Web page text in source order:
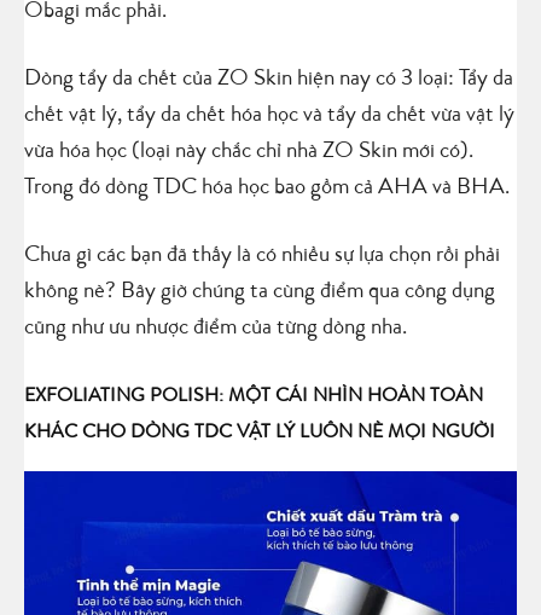
Obagi mắc phải.
Dòng tẩy da chết của ZO Skin hiện nay có 3 loại: Tẩy da
chết vật lý, tẩy da chết hóa học và tẩy da chết vừa vật lý
vừa hóa học (loại này chắc chỉ nhà ZO Skin mới có).
Trong đó dòng TDC hóa học bao gồm cả AHA và BHA.
Chưa gì các bạn đã thấy là có nhiều sự lựa chọn rồi phải
không nè? Bây giờ chúng ta cùng điểm qua công dụng
cũng như ưu nhược điểm của từng dòng nha.
EXFOLIATING POLISH: MỘT CÁI NHÌN HOÀN TOÀN
KHÁC CHO DÒNG TDC VẬT LÝ LUÔN NÈ MỌI NGƯỜI